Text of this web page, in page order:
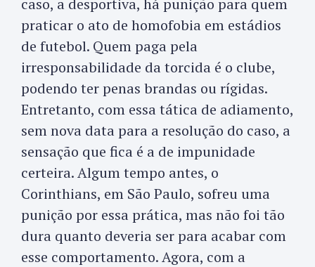
caso, a desportiva, há punição para quem
praticar o ato de homofobia em estádios
de futebol. Quem paga pela
irresponsabilidade da torcida é o clube,
podendo ter penas brandas ou rígidas.
Entretanto, com essa tática de adiamento,
sem nova data para a resolução do caso, a
sensação que fica é a de impunidade
certeira. Algum tempo antes, o
Corinthians, em São Paulo, sofreu uma
punição por essa prática, mas não foi tão
dura quanto deveria ser para acabar com
esse comportamento. Agora, com a